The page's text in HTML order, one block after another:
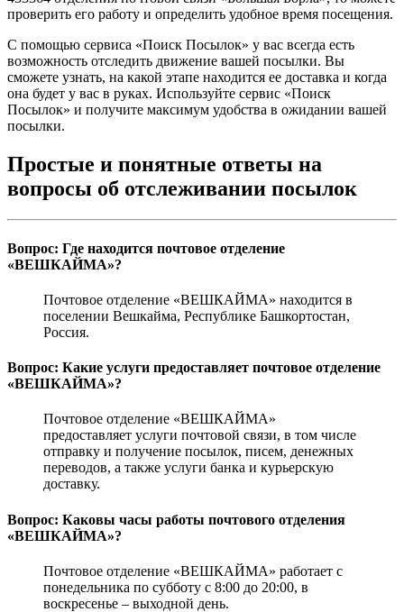
проверить его работу и определить удобное время посещения.
С помощью сервиса «Поиск Посылок» у вас всегда есть
возможность отследить движение вашей посылки. Вы
сможете узнать, на какой этапе находится ее доставка и когда
она будет у вас в руках. Используйте сервис «Поиск
Посылок» и получите максимум удобства в ожидании вашей
посылки.
Простые и понятные ответы на
вопросы об отслеживании посылок
Вопрос: Где находится почтовое отделение
«ВЕШКАЙМА»?
Почтовое отделение «ВЕШКАЙМА» находится в
поселении Вешкайма, Республике Башкортостан,
Россия.
Вопрос: Какие услуги предоставляет почтовое отделение
«ВЕШКАЙМА»?
Почтовое отделение «ВЕШКАЙМА»
предоставляет услуги почтовой связи, в том числе
отправку и получение посылок, писем, денежных
переводов, а также услуги банка и курьерскую
доставку.
Вопрос: Каковы часы работы почтового отделения
«ВЕШКАЙМА»?
Почтовое отделение «ВЕШКАЙМА» работает с
понедельника по субботу с 8:00 до 20:00, в
воскресенье – выходной день.